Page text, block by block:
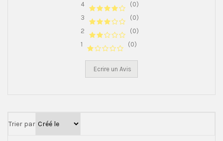
4
(0)
3
(0)
2
(0)
1
(0)
Ecrire un Avis
Trier par